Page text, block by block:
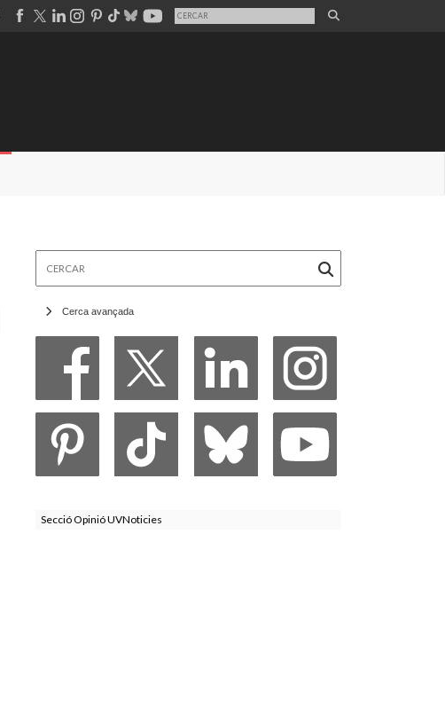
Cerca avançada
Secció Opinió UVNoticies